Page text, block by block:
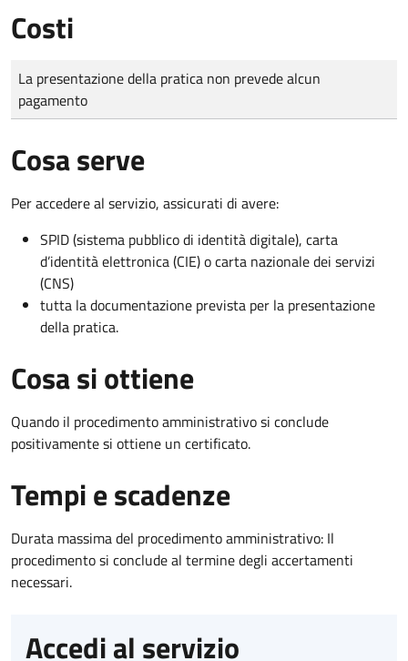
Costi
Tipo di pagamento
Importo
La presentazione della pratica non prevede alcun
pagamento
Cosa serve
Per accedere al servizio, assicurati di avere:
SPID (sistema pubblico di identità digitale), carta
d’identità elettronica (CIE) o carta nazionale dei servizi
(CNS)
tutta la documentazione prevista per la presentazione
della pratica.
Cosa si ottiene
Quando il procedimento amministrativo si conclude
positivamente si ottiene un certificato.
Tempi e scadenze
Durata massima del procedimento amministrativo: Il
procedimento si conclude al termine degli accertamenti
necessari.
Accedi al servizio